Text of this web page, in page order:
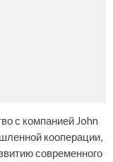
с компанией John
кооперации,
современного